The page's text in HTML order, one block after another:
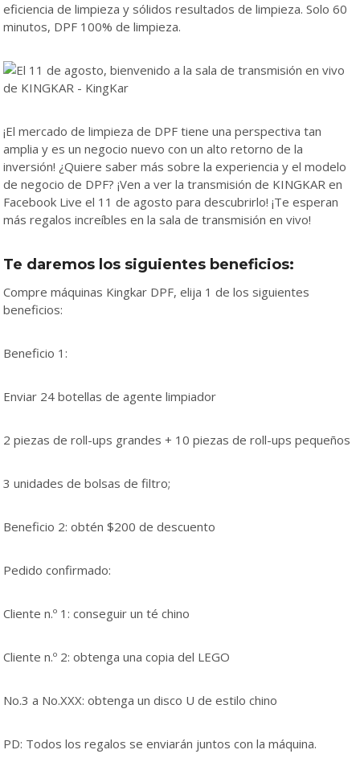
eficiencia de limpieza y sólidos resultados de limpieza. Solo 60
minutos, DPF 100% de limpieza.
¡El mercado de limpieza de DPF tiene una perspectiva tan
amplia y es un negocio nuevo con un alto retorno de la
inversión! ¿Quiere saber más sobre la experiencia y el modelo
de negocio de DPF? ¡Ven a ver la transmisión de KINGKAR en
Facebook Live el 11 de agosto para descubrirlo! ¡Te esperan
más regalos increíbles en la sala de transmisión en vivo!
Te daremos los siguientes beneficios:
Compre máquinas Kingkar DPF, elija 1 de los siguientes
beneficios:
Beneficio 1:
Enviar 24 botellas de agente limpiador
2 piezas de roll-ups grandes + 10 piezas de roll-ups pequeños
3 unidades de bolsas de filtro;
Beneficio 2: obtén $200 de descuento
Pedido confirmado:
Cliente n.º 1: conseguir un té chino
Cliente n.º 2: obtenga una copia del LEGO
No.3 a No.XXX: obtenga un disco U de estilo chino
PD: Todos los regalos se enviarán juntos con la máquina.